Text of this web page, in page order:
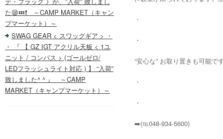
・
・
“安心な” お取り置きも可能で
・
・
➡️(℡048-934-5600)
た😪💤❗️ ～CAMP MARKET（キャン
プマーケット）～
SWAG GEAR < スワッグギア > ・
・ 『 【 GZ IGT アクリル天板 < 1ユ
ニット / コンパス > (ゴールゼロ/
LEDフラッシュライト対応 ) 】 “入荷”
致しました^ ^ 』 ～CAMP
MARKET（キャンプマーケット）～